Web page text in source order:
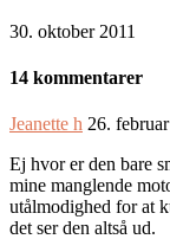
30. oktober 2011
14 kommentarer
Jeanette h 26.
Ej hvor er den bare
mine manglende
utålmodighed for at
det ser den altså ud.